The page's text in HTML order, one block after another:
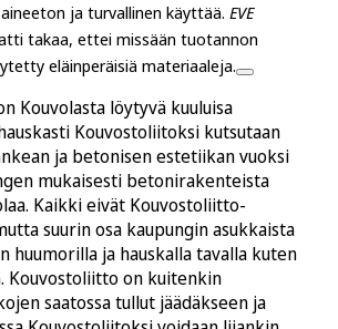
ja turvallinen käyttää. EVE
takaa, ettei missään tuotannon
eläinperäisiä materiaaleja.
Kouvolasta löytyvä kuuluisa
Kouvostoliitoksi kutsutaan
ja betonisen estetiikan vuoksi
mukaisesti betonirakenteista
Kaikki eivät Kouvostoliitto-
suurin osa kaupungin asukkaista
huumorilla ja hauskalla tavalla kuten
Kouvostoliitto on kuitenkin
saatossa tullut jäädäkseen ja